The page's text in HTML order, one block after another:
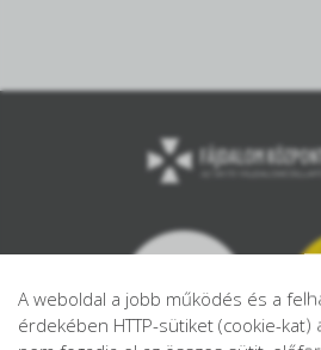
A weboldal a jobb működés és a
érdekében HTTP-sütiket (cookie-kat)